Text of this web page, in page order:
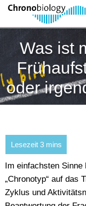
Was ist
oder
Im einfachsten
„Chronotyp“ auf das
Zyklus und